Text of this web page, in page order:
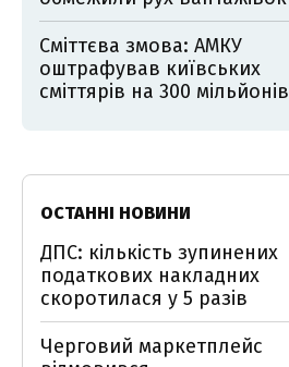
Сміттєва змова: АМКУ
оштрафував київських
сміттярів на 300 мільйонів
ОСТАННІ НОВИНИ
ДПС: кількість зупинених
податкових накладних
скоротилася у 5 разів
Черговий маркетплейс